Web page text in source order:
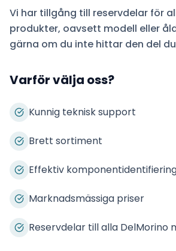
Vi har tillgång till reservdelar för
produkter, oavsett modell eller
gärna om du inte hittar den del
Varför välja oss?
Kunnig teknisk support
Brett sortiment
Effektiv
Marknadsmässiga priser
Reservdelar till alla DelMorino